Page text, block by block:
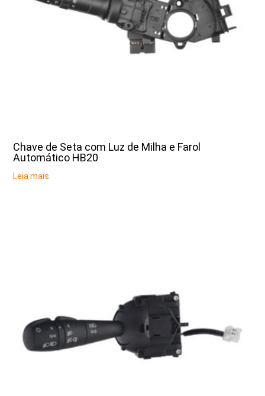
Chave de Seta com Luz de Milha e Farol
Automático HB20
Leia mais